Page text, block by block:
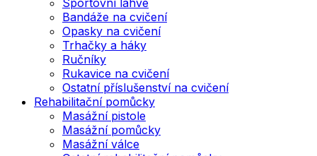
Bandáže na cvičení
Opasky na cvičení
Trhačky a háky
Ručníky
Rukavice na cvičení
Ostatní příslušenství na cvičení
Rehabilitační pomůcky
Masážní pistole
Masážní pomůcky
Masážní válce